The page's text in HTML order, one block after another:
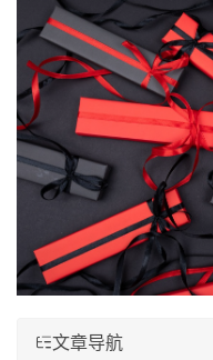
文章导航